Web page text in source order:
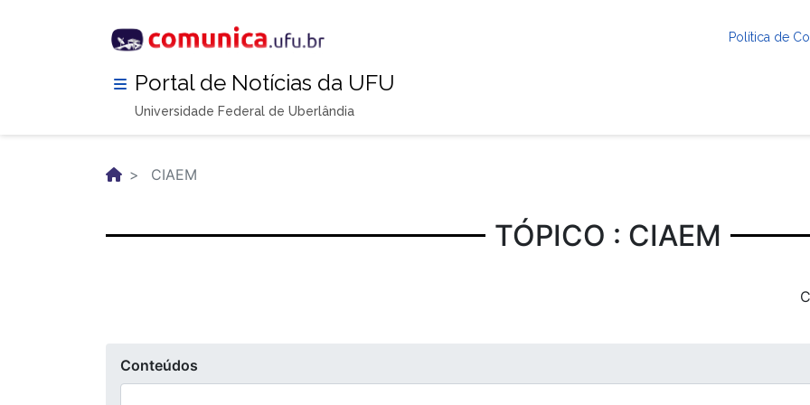
Política de
Portal de Notícias da UFU
Universidade Federal de Uberlândia
CIAEM
TÓPICO : CIAEM
Conteúdos